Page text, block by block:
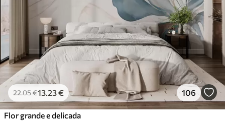
22.05€13 .23€ 106
Flor grande e delicada